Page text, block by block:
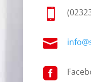


